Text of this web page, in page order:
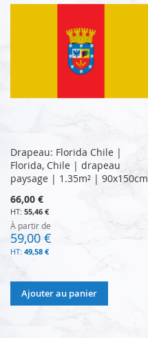
Drapeau: Florida Chile |
Florida, Chile | drapeau
paysage | 1.35m² | 90x150cm
66,00 €
55,46 €
À partir de
59,00 €
49,58 €
Ajouter au panier